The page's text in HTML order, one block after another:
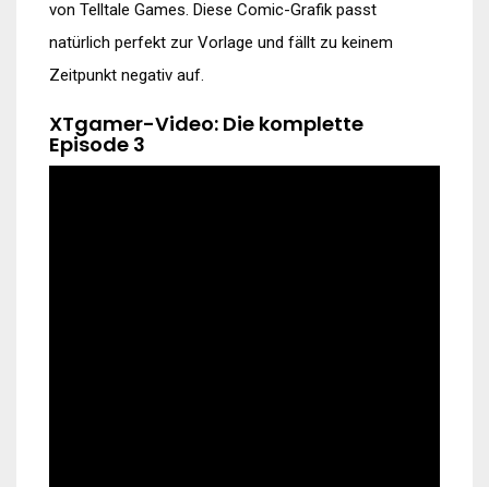
von Telltale Games. Diese Comic-Grafik passt
natürlich perfekt zur Vorlage und fällt zu keinem
Zeitpunkt negativ auf.
XTgamer-Video: Die komplette
Episode 3